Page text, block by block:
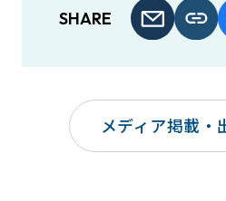
SHARE
メディア掲載・